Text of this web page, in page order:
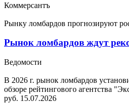
Коммерсантъ
Рынку ломбардов прогнозируют
Рынок ломбардов ждут
Ведомости
В 2026 г. рынок ломбардов
обзоре рейтингового агентства
руб. 15.07.2026